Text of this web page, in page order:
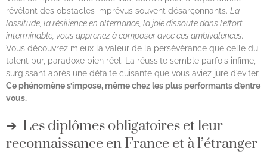
révélant des obstacles imprévus souvent désarçonnants. La
lassitude, la résilience en alternance, la joie dissoute dans l’effort
interminable, vous apprenez à composer avec ces ambivalences.
Vous découvrez mieux la valeur de la persévérance que celle du
talent pur, paradoxe bien réel. La réussite semble parfois infime,
surgissant après une défaite cuisante que vous aviez juré d’éviter.
Ce phénomène s’impose, même chez les plus performants d’entre
vous.
Les diplômes obligatoires et leur
reconnaissance en France et à l’étranger